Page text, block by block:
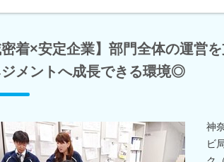
密着×安定企業】部門全体の運営
ジメントへ成長できる環境◎
神
ビ